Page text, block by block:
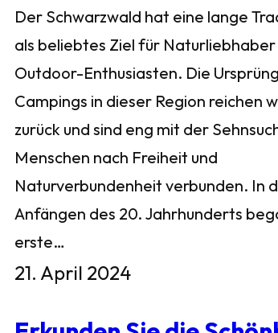
Der Schwarzwald hat eine lange
als beliebtes Ziel für Naturliebhaber
Outdoor-Enthusiasten. Die
Campings in dieser Region reichen
zurück und sind eng mit der
Menschen nach Freiheit und
Naturverbundenheit verbunden. In
Anfängen des 20. Jahrhunderts
erste…
21. April 2024